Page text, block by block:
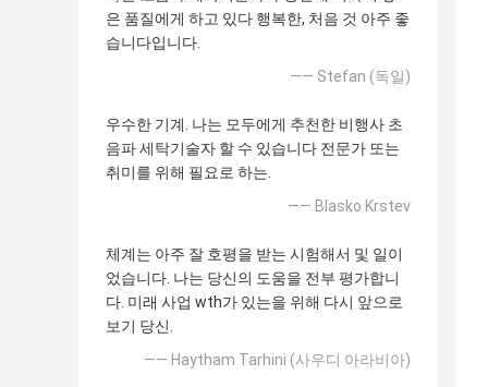
은 품질에게 하고 있다 행복한, 처음 것 아주 좋
습니다입니다.
—— Stefan (독일)
우수한 기계. 나는 모두에게 추천한 비행사 초
음파 세탁기술자 할 수 있습니다 전문가 또는
취미를 위해 필요로 하는.
—— Blasko Krstev
체계는 아주 잘 호평을 받는 시험해서 및 일이
었습니다. 나는 당신의 도움을 전부 평가합니
다. 미래 사업 wth가 있는을 위해 다시 앞으로
보기 당신.
—— Haytham Tarhini (사우디 아라비아)